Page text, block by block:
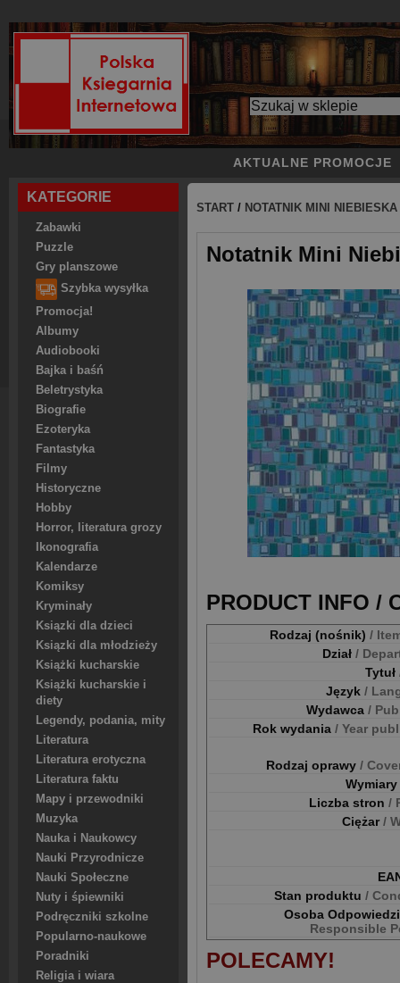
AKTUALNE PROMOCJE
KATEGORIE
Zabawki
Puzzle
Gry planszowe
Szybka wysyłka
Promocja!
Albumy
Audiobooki
Bajka i baśń
Beletrystyka
Biografie
Ezoteryka
Fantastyka
Filmy
Historyczne
Hobby
Horror, literatura grozy
Ikonografia
Kalendarze
Komiksy
Kryminały
Ksiązki dla dzieci
Ksiązki dla młodzieży
Książki kucharskie
Książki kucharskie i
diety
Legendy, podania, mity
Literatura
Literatura erotyczna
Literatura faktu
Mapy i przewodniki
Muzyka
Nauka i Naukowcy
Nauki Przyrodnicze
Nauki Społeczne
Nuty i śpiewniki
Podręczniki szkolne
Popularno-naukowe
Poradniki
Religia i wiara
START / NOTATNIK MINI
Notatnik Mini
PRODUCT INFO /
Rodzaj (nośnik) /
Dział /
Tytuł
Język /
Wydawca /
Rok wydania / Year
Rodzaj oprawy /
Wymiary
Liczba stron /
Ciężar/
Stan produktu /
Osoba
Responsible
POLECAMY!